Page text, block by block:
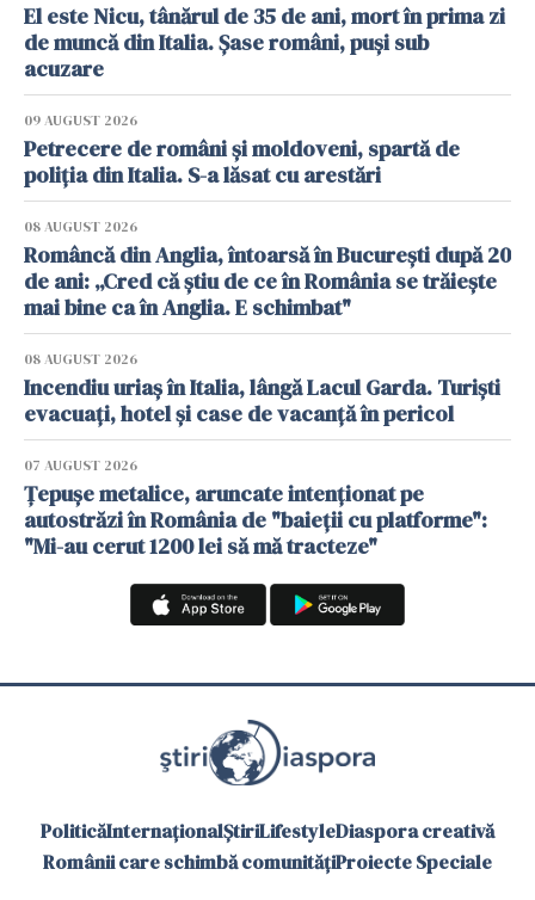
El este Nicu, tânărul de 35 de ani, mort în prima zi
de muncă din Italia. Șase români, puși sub
acuzare
09 AUGUST 2026
Petrecere de români și moldoveni, spartă de
poliția din Italia. S-a lăsat cu arestări
08 AUGUST 2026
Româncă din Anglia, întoarsă în București după 20
de ani: „Cred că știu de ce în România se trăiește
mai bine ca în Anglia. E schimbat"
08 AUGUST 2026
Incendiu uriaș în Italia, lângă Lacul Garda. Turiști
evacuați, hotel și case de vacanță în pericol
07 AUGUST 2026
Țepușe metalice, aruncate intenționat pe
autostrăzi în România de "baieții cu platforme":
"Mi-au cerut 1200 lei să mă tracteze"
PoliticăInternaționalȘtiriLifestyleDiaspora creativă
Românii care schimbă comunitățiProiecte Speciale